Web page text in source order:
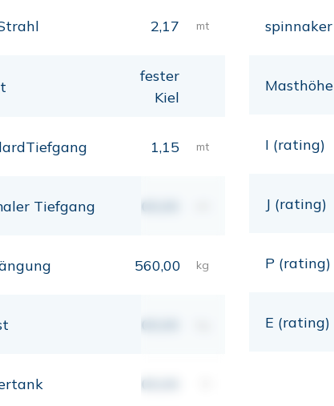
2,17 mt
fester
Kiel
1,15 mt
Tiefgang 00,00
560,00 kg
00,00
00,00
spinnaker
Masthöhe
I (rating)
J (rating)
P (rating)
E (rating)